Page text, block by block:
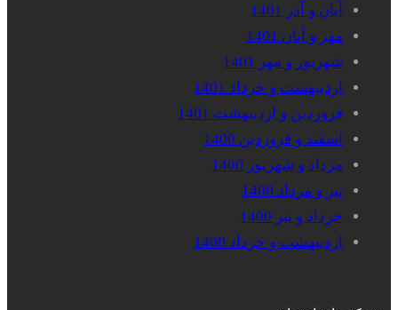
آبان و آذر 1401
مهر و آبان 1401
شهریور و مهر 1401
اردیبهشت و خرداد 1401
فروردین و اردیبهشت 1401
اسفند و فروردین 1400
مرداد و شهریور 1400
تیر و مرداد 1400
خرداد و تیر 1400
اردیبهشت و خرداد 1400